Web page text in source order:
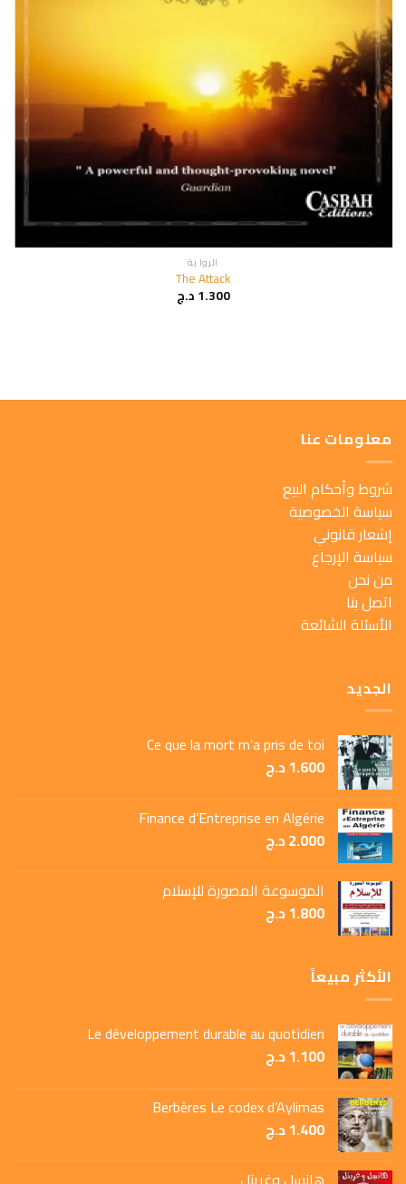
الروا ية
The Attack
1.300د.ج
معلومات عنا
شروط وأحكام البيع
سياسة الخصوصية
إشعار قانوني
سياسة الإرجاع
من نحن
اتصل بنا
الأسئلة الشائعة
الجديد
Ce que la mort m’a pris de toi
1.600د.ج
Finance d’Entreprise en Algérie
2.000د.ج
الموسوعة المصورة للإسلام
1.800د.ج
الأكثر مبيعاً
Le développement durable au quotidien
1.100د.ج
Berbères Le codex d’Aylimas
1.400د.ج